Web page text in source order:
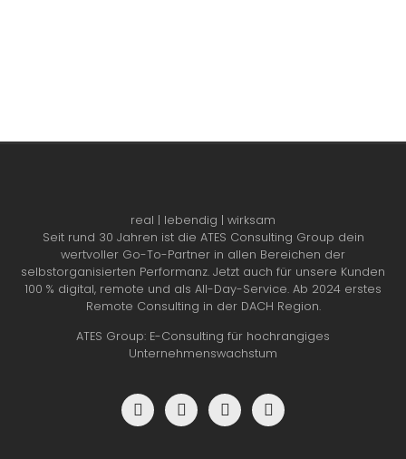
real | lebendig | wirksam
Seit rund 30 Jahren ist die ATES Consulting Group dein
wertvoller Go-To-Partner in allen Bereichen der
selbstorganisierten Performanz. Jetzt auch für unsere Kunden
100 % digital, remote und als All-Day-Service. Ab 2024 erstes
Remote Consulting in der DACH Region.
ATES Group: E-Consulting für hochrangiges
Unternehmenswachstum